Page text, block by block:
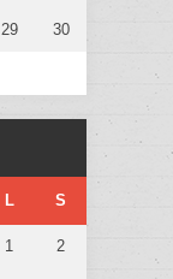
29 30
L S
1 2